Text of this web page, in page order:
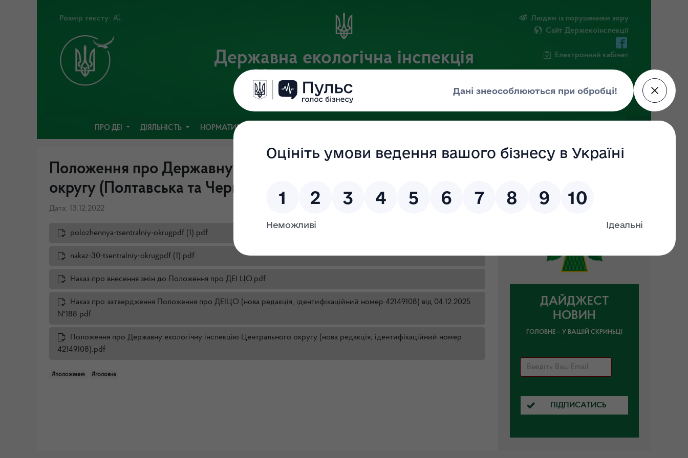
Розмір тексту:
Державна екологічна інспекція
Центрального округу
Офіційний веб-портал
Людям із порушенням зору
Сайт Держекоінспекції
Електронний кабінет
ПРО ДЕІ ДІЯЛЬНІСТЬ НОРМАТИВНА БАЗА
Положення про Державну екологічну інспекцію Центрального
округу (Полтавська та Черкаська області)
Дата: 13.12.2022
polozhennya-tsentralniy-okrugpdf (1).pdf
nakaz-30-tsentralniy-okrugpdf (1).pdf
Наказ про внесення змін до Положення про ДЕІ ЦО.pdf
Наказ про затвердження Положення про ДЕІЦО (нова редакція, ідентифікаційний номер 42149108) від 04.12.2025
№188.pdf
Положення про Державну екологічну інспекцію Центрального округу (нова редакція, ідентифікаційний номер
42149108).pdf
#положення #головна
ДАЙДЖЕСТ
НОВИН
ГОЛОВНЕ – У ВАШІЙ СКРИНЬЦІ
ПІДПИСАТИСЬ